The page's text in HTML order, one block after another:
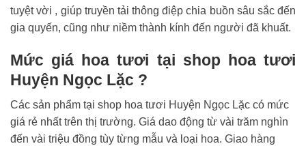
tuyệt vời , giúp truyền tải thông điệp chia buồn sâu sắc đến
gia quyến, cũng như niềm thành kính đến người đã khuất.
Mức giá hoa tươi tại shop hoa tươi
Huyện Ngọc Lặc ?
Các sản phẩm tại shop hoa tươi Huyện Ngọc Lặc có mức
giá rẻ nhất trên thị trường. Giá dao động từ vài trăm nghìn
đến vài triệu đồng tùy từng mẫu và loại hoa. Giao hàng